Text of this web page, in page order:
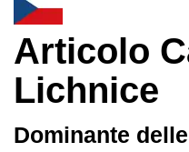
Articolo
Lichnice
Dominante